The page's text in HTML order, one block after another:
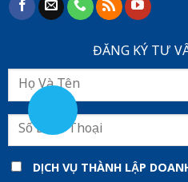
ĐĂNG KÝ TƯ
DỊCH VỤ THÀNH LẬP